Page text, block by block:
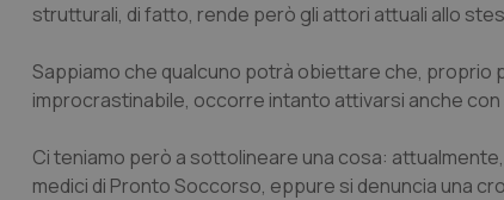
strutturali, di fatto, rende però gli attori attuali allo
Sappiamo che qualcuno potrà obiettare che, proprio
improcrastinabile, occorre intanto attivarsi anche
Ci teniamo però a sottolineare una cosa:
medici di Pronto Soccorso, eppure si denuncia una